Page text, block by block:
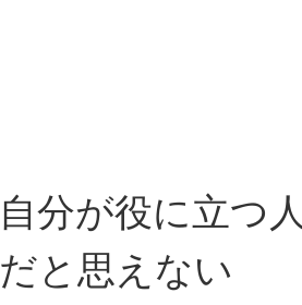
自分が役に立つ
だと思えない